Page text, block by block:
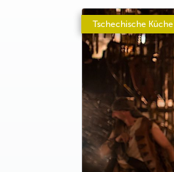
Tschechische Küche
photo 5
photo 6
photo 7
photo 8
photo 9
photo 10
photo 11
photo 12
photo 13
photo 14